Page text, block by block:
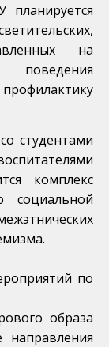
на
поведения
студентами
комплекс
социальной
по
образа
направления